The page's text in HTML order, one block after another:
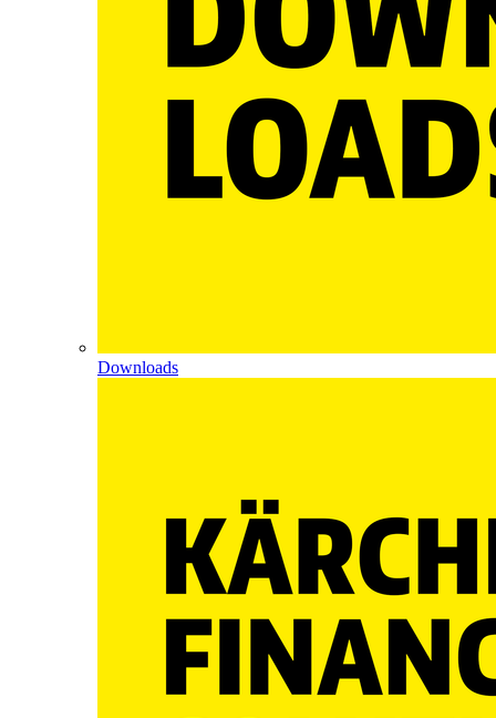
Downloads